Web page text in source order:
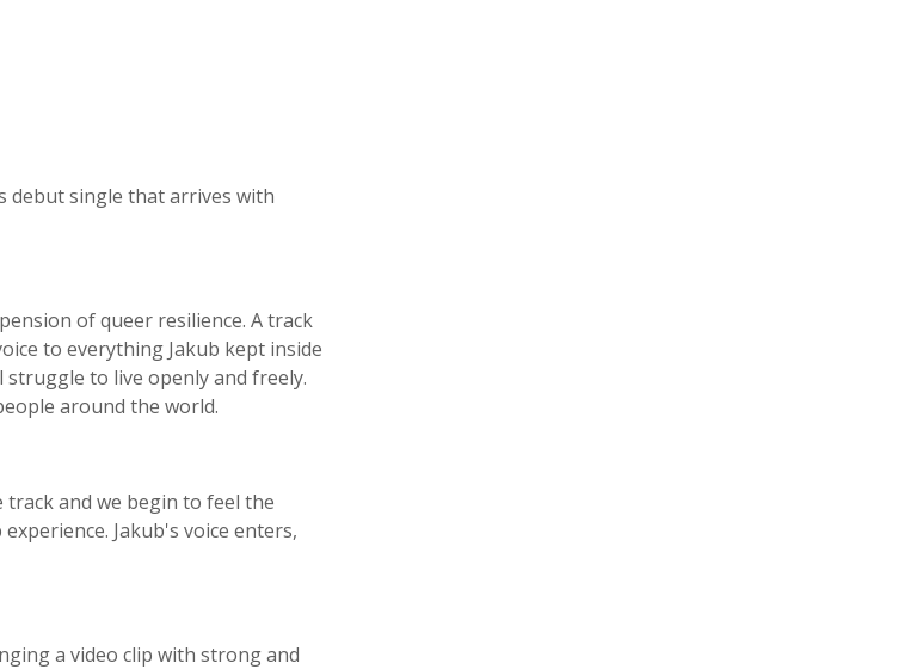
debut single that arrives with
of queer resilience. A track
to everything Jakub kept inside
struggle to live openly and freely.
around the world.
and we begin to feel the
Jakub's voice enters,
a video clip with strong and